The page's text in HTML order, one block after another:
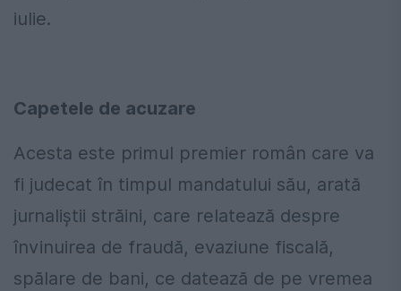
iulie.
Capetele de acuzare
Acesta este primul premier român care va
fi judecat în timpul mandatului său, arată
jurnaliștii străini, care relatează despre
învinuirea de fraudă, evaziune fiscală,
spălare de bani, ce datează de pe vremea